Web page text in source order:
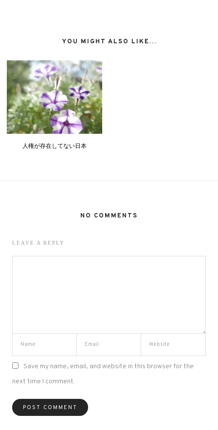
YOU MIGHT ALSO LIKE...
人権が存在してない日本
NO COMMENTS
LEAVE A REPLY
Save my name, email, and website in this browser for the
next time I comment.